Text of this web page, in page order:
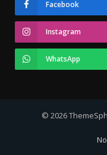
Facebook
Instagram
WhatsApp
© 2026